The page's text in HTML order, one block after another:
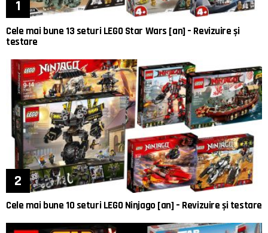
Cele mai bune 13 seturi LEGO Star Wars [an] – Revizuire și
testare
Cele mai bune 10 seturi LEGO Ninjago [an] – Revizuire și testare